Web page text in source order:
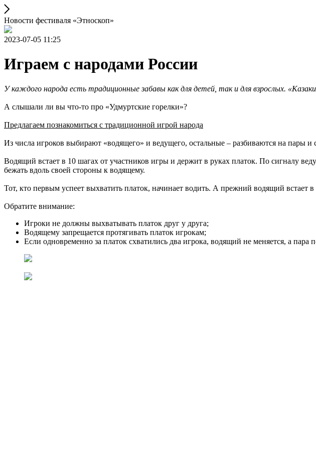
Новости фестиваля «Этноскоп»
2023-07-05 11:25
Играем с народами России
У каждого народа есть традиционные забавы как для детей, так и для взрослых.
А слышали ли вы что-то про «Удмуртские горелки»?
Предлагаем познакомиться с традиционной игрой народа
Из числа игроков выбирают «водящего» и ведущего, остальные – разбиваются на пары и
Водящий встает в 10 шагах от участников игры и держит в руках платок. По сигналу
бежать вдоль своей стороны к водящему.
Тот, кто первым успеет выхватить платок, начинает водить. А прежний водящий встает
Обратите внимание:
Игроки не должны выхватывать платок друг у друга;
Водящему запрещается протягивать платок игрокам;
Если одновременно за платок схватились два игрока, водящий не меняется, а пара